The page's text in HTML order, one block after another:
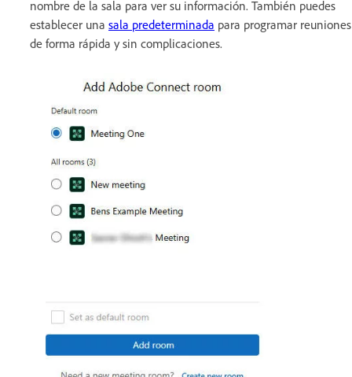
nombre de la sala para ver su información. También puedes
establecer una sala predeterminada para programar reuniones
de forma rápida y sin complicaciones.